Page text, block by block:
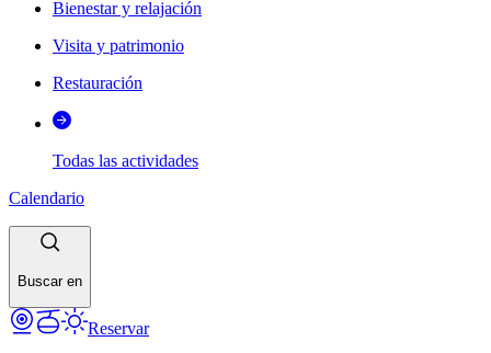
Bienestar y relajación
Visita y patrimonio
Restauración
Todas las actividades
Calendario
Buscar en
Reservar